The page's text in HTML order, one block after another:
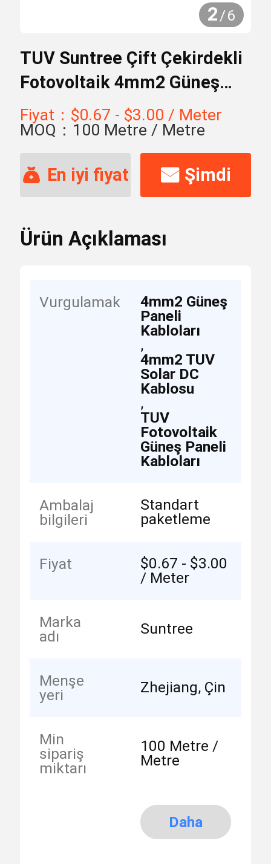
2/6
TUV Suntree Çift Çekirdekli
Fotovoltaik 4mm2 Güneş
Paneli Kabloları
Fiyat：$0.67 - $3.00 / Meter
MOQ：100 Metre / Metre
En iyi fiyat Şimdi
Ürün Açıklaması
Vurgulamak
4mm2 Güneş
Paneli
Kabloları
,
4mm2 TUV
Solar DC
Kablosu
,
TUV
Fotovoltaik
Güneş Paneli
Kabloları
Ambalaj
bilgileri
Standart
paketleme
Fiyat
$0.67 - $3.00
/ Meter
Marka
adı
Suntree
Menşe
yeri
Zhejiang, Çin
Min
sipariş
miktarı
100 Metre /
Metre
Daha